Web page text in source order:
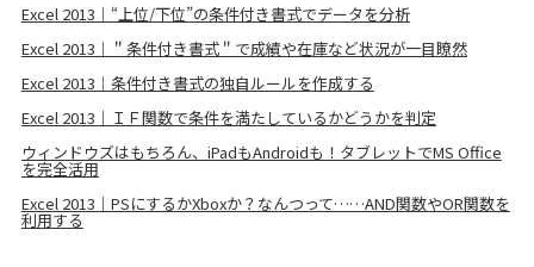
Excel 2013｜“上位/下位”の条件付き書式でデータを分析
Excel 2013｜＂条件付き書式＂で成績や在庫など状況が一目瞭然
Excel 2013｜条件付き書式の独自ルールを作成する
Excel 2013｜ＩＦ関数で条件を満たしているかどうかを判定
ウィンドウズはもちろん、iPadもAndroidも！タブレットでMS Office
を完全活用
Excel 2013｜PSにするかXboxか？なんつって……AND関数やOR関数を
利用する